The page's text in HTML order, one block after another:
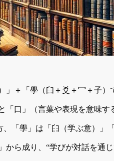
」＋「學（⺽＋爻＋冖＋子
「口」（言葉や表現を意味す
、「學」は「⺽（学ぶ意）」
から成り、“学びが対話を通